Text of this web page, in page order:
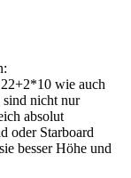
wie auch
nicht nur
absolut
oder Starboard
besser Höhe und